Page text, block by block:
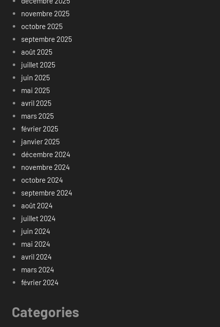
novembre 2025
octobre 2025
septembre 2025
août 2025
juillet 2025
juin 2025
mai 2025
avril 2025
mars 2025
février 2025
janvier 2025
décembre 2024
novembre 2024
octobre 2024
septembre 2024
août 2024
juillet 2024
juin 2024
mai 2024
avril 2024
mars 2024
février 2024
Categories